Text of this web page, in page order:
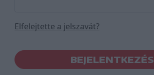
Elfelejtette a jelszavát?
BEJELENTKEZÉS